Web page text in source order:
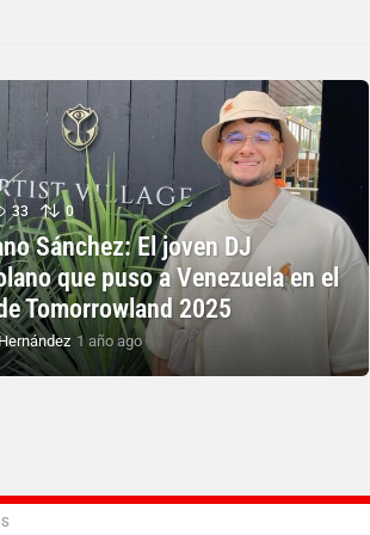
33 0
Sánchez: El joven DJ
que puso a Venezuela en el
Tomorrowland 2025
1 año ago1
a